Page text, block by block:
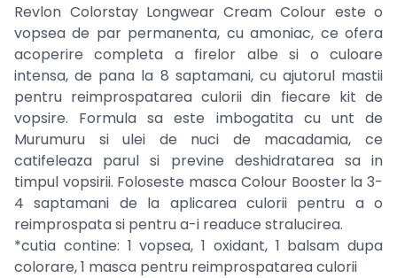
Revlon Colorstay Longwear Cream Colour este o
vopsea de par permanenta, cu amoniac, ce ofera
acoperire completa a firelor albe si o culoare
intensa, de pana la 8 saptamani, cu ajutorul mastii
pentru reimprospatarea culorii din fiecare kit de
vopsire. Formula sa este imbogatita cu unt de
Murumuru si ulei de nuci de macadamia, ce
catifeleaza parul si previne deshidratarea sa in
timpul vopsirii. Foloseste masca Colour Booster la 3-
4 saptamani de la aplicarea culorii pentru a o
reimprospata si pentru a-i readuce stralucirea.
*cutia contine: 1 vopsea, 1 oxidant, 1 balsam dupa
colorare, 1 masca pentru reimprospatarea culorii